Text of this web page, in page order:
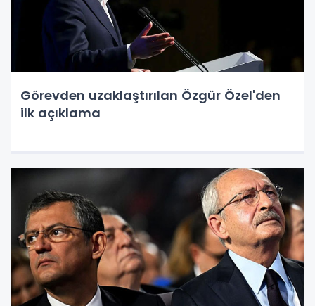
Görevden uzaklaştırılan Özgür Özel'den
ilk açıklama